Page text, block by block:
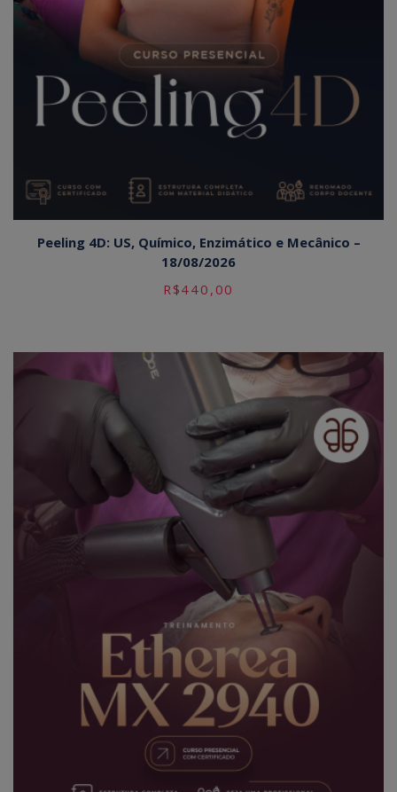
Peeling 4D: US, Químico, Enzimático e Mecânico –
18/08/2026
R$440,00